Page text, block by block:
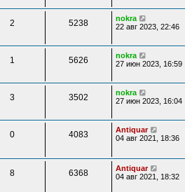
2 5238
nokra
22 авг 2023, 22:46
1 5626
nokra
27 июн 2023, 16:59
3 3502
nokra
27 июн 2023, 16:04
0 4083
Antiquar
04 авг 2021, 18:36
8 6368
Antiquar
04 авг 2021, 18:32